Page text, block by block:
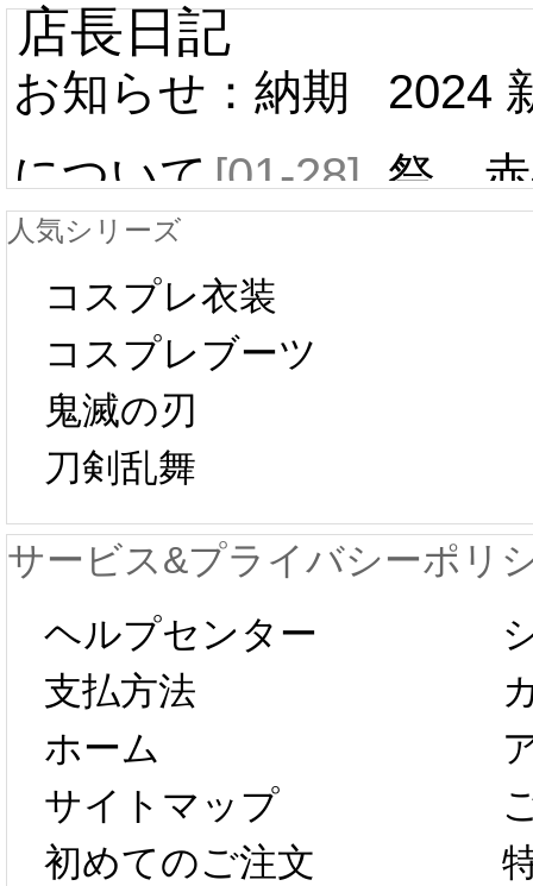
店長日記
お知らせ：納期
について[01-28]
中国旧正月の影
響で2024年2月5
日から工場生産
が一時停止いた
します。 2月5日
以後のご注文
は、2月25日か
らコスプレ制
2024
祭 赤
プレ
新春
字半
第二
人気シリーズ
コスプレ衣装
コスプレブーツ
鬼滅の刃
刀剣乱舞
サービス&プライバシーポリ
ヘルプセンター
支払方法
ホーム
サイトマップ
初めてのご注文